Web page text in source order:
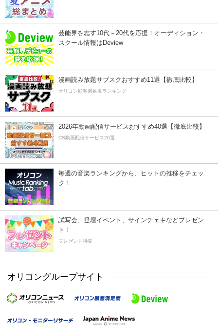
芸能界を志す10代～20代を応援！オーディション・
スクール情報はDeview
漫画読み放題サブスクおすすめ11選【徹底比較】
オリコン顧客満足度ランキング
2026年動画配信サービスおすすめ40選【徹底比較】
CS動画配信サービス20選
毎週の音楽ランキングから、ヒットの推移をチェッ
ク！
試写会、登壇イベント、サインチェキなどプレゼン
ト！
プレゼント特集
オリコングループサイト